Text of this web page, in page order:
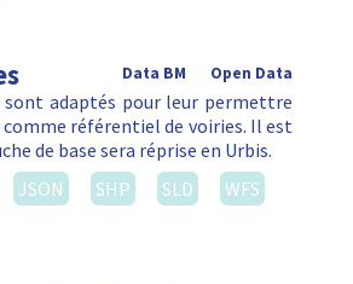
Open Data
Data BM
sont adaptés pour leur permettre
comme référentiel de voiries. Il est
de base sera réprise en Urbis.
JSON SHP SLD
WFS